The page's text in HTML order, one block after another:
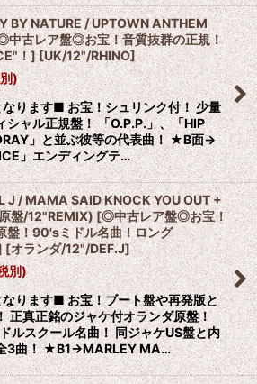
BY NATURE / UPTOWN ANTHEM
古レア盤◎お宝！音質抜群の正規！
！][UK/12"/RHINO]
)
ります■ お宝！シュリンク付！ 少量
シャル正規盤！ 「O.P.P.」、「HIP
」と並ぶ彼等の代表曲！ ★B面→
」エンディングテ…
J / MAMA SAID KNOCK YOU OUT +
盤/12"REMIX) [◎中古レア盤◎お宝！
盤！90'sミドル名曲！ロング
[オランダ/12"/DEF.J]
別)
ります■ お宝！ブート盤や再発版と
正真正銘のジャケ付オランダ原盤！
ルスクール名曲！ 同ジャケUS盤と内
3曲！ ★B1→MARLEY MA…